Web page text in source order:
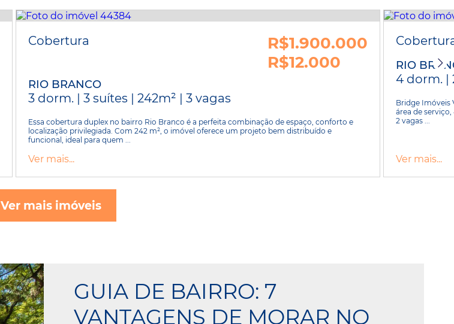
Cobertura
R$1.900.000
R$12.000
RIO BRANCO
3 dorm. | 3 suítes | 242m² | 3 vagas
Essa cobertura duplex no bairro Rio Branco é a perfeita combinação de espaço, conforto e
localização privilegiada. Com 242 m², o imóvel oferece um projeto bem distribuído e
funcional, ideal para quem ...
Ver mais...
RIO
4 dorm. |
Bridge Imóveis
área de
2 vagas ...
Ver mais...
Ver mais imóveis
GUIA DE BAIRRO: 7
VANTAGENS DE MORAR NO